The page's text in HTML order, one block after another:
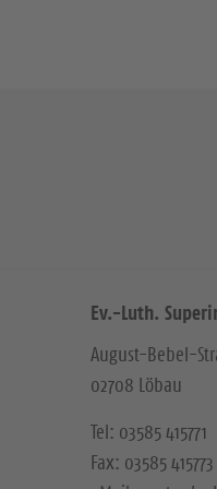
Ev.-Luth.
August-Bebel-
02708 Löbau
Tel: 03585 415771
Fax: 03585 415773